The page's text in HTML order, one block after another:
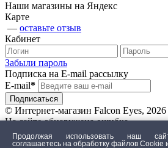
Наши магазины на Яндекс
Карте
— оставьте отзыв
Кабинет
Забыли пароль
Подписка на E-mail рассылку
E-mail*
© Интернет-магазин Falcon Eyes, 2026
На сайте обнаружена ошибка
Продолжая использовать наш
соглашаетесь на обработку файлов Сookie